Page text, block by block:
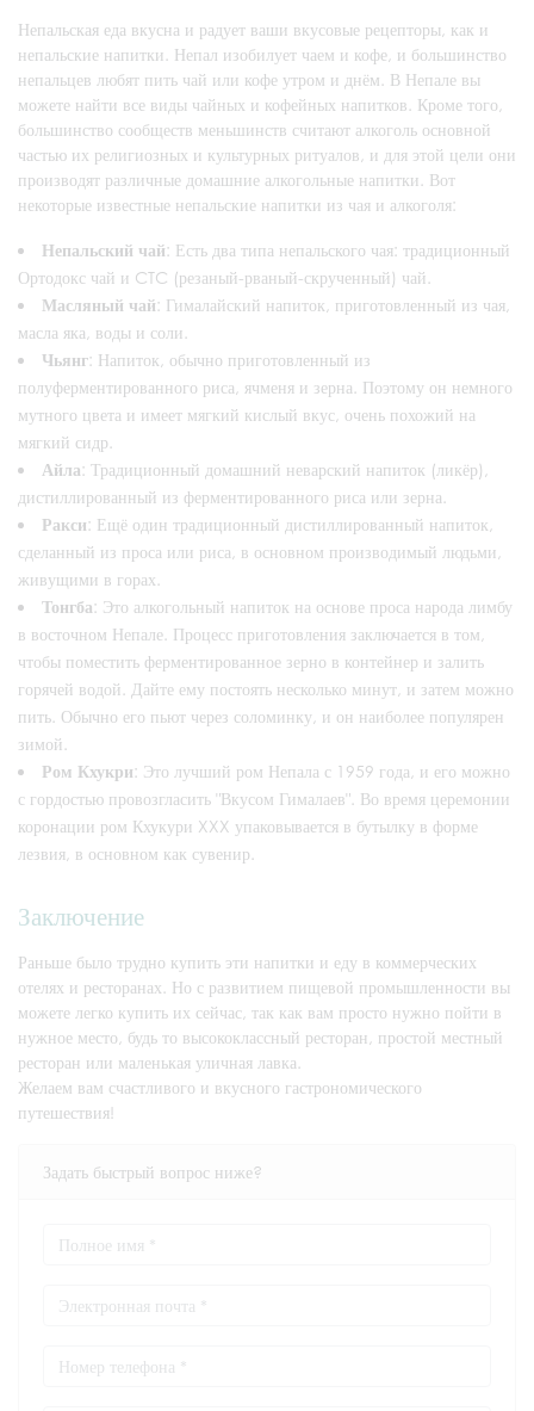
Непальская еда вкусна и радует ваши вкусовые рецепторы, как и
непальские напитки. Непал изобилует чаем и кофе, и большинство
непальцев любят пить чай или кофе утром и днём. В Непале вы
можете найти все виды чайных и кофейных напитков. Кроме того,
большинство сообществ меньшинств считают алкоголь основной
частью их религиозных и культурных ритуалов, и для этой цели они
производят различные домашние алкогольные напитки. Вот
некоторые известные непальские напитки из чая и алкоголя:
Непальский чай: Есть два типа непальского чая: традиционный
Ортодокс чай и CTC (резаный-рваный-скрученный) чай.
Масляный чай: Гималайский напиток, приготовленный из чая,
масла яка, воды и соли.
Чьянг: Напиток, обычно приготовленный из
полуферментированного риса, ячменя и зерна. Поэтому он немного
мутного цвета и имеет мягкий кислый вкус, очень похожий на
мягкий сидр.
Айла: Традиционный домашний неварский напиток (ликёр),
дистиллированный из ферментированного риса или зерна.
Ракси: Ещё один традиционный дистиллированный напиток,
сделанный из проса или риса, в основном производимый людьми,
живущими в горах.
Тонгба: Это алкогольный напиток на основе проса народа лимбу
в восточном Непале. Процесс приготовления заключается в том,
чтобы поместить ферментированное зерно в контейнер и залить
горячей водой. Дайте ему постоять несколько минут, и затем можно
пить. Обычно его пьют через соломинку, и он наиболее популярен
зимой.
Ром Кхукри: Это лучший ром Непала с 1959 года, и его можно
с гордостью провозгласить "Вкусом Гималаев". Во время церемонии
коронации ром Кхукури XXX упаковывается в бутылку в форме
лезвия, в основном как сувенир.
Заключение
Раньше было трудно купить эти напитки и еду в коммерческих
отелях и ресторанах. Но с развитием пищевой промышленности вы
можете легко купить их сейчас, так как вам просто нужно пойти в
нужное место, будь то высококлассный ресторан, простой местный
ресторан или маленькая уличная лавка.
Желаем вам счастливого и вкусного гастрономического
путешествия!
Задать быстрый вопрос ниже?